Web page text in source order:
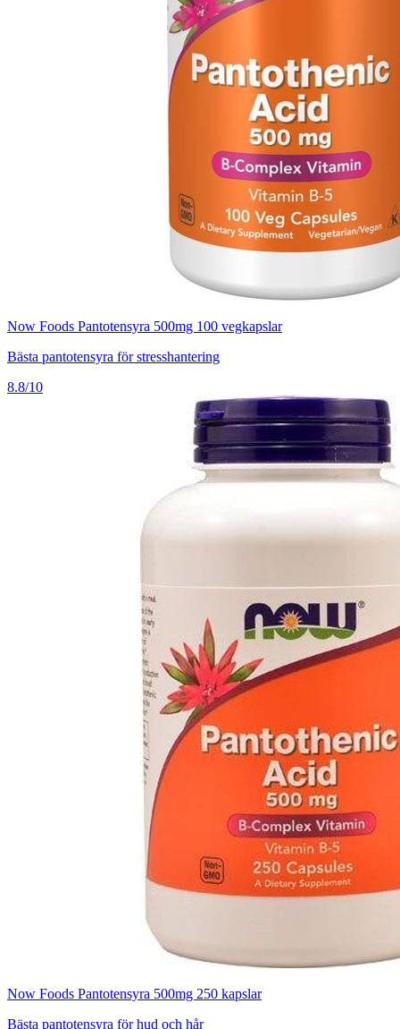
Now Foods Pantotensyra 500mg 100 vegkapslar
Bästa pantotensyra för stresshantering
8.8/10
Now Foods Pantotensyra 500mg 250 kapslar
Bästa pantotensyra för hud och hår